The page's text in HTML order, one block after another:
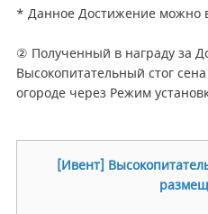
* Данное Достижение можно
② Полученный в награду за
Высокопитательный стог
огороде через Режим
[Ивент]